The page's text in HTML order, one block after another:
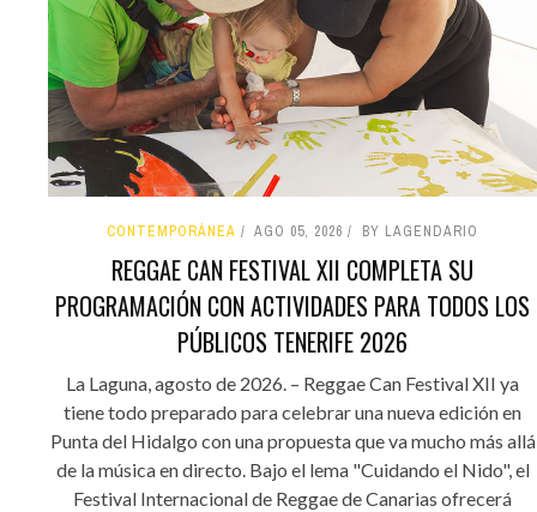
CONTEMPORÁNEA AGO 05, 2026 BY LAGENDARIO
REGGAE CAN FESTIVAL XII COMPLETA SU
PROGRAMACIÓN CON ACTIVIDADES PARA TODOS LOS
PÚBLICOS TENERIFE 2026
La Laguna, agosto de 2026. – Reggae Can Festival XII ya
tiene todo preparado para celebrar una nueva edición en
Punta del Hidalgo con una propuesta que va mucho más allá
de la música en directo. Bajo el lema "Cuidando el Nido", el
Festival Internacional de Reggae de Canarias ofrecerá